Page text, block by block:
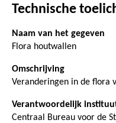
Technische
Naam van het gegeven
Flora houtwallen
Omschrijving
Veranderingen in de flora
Verantwoordelijk
Centraal Bureau voor de